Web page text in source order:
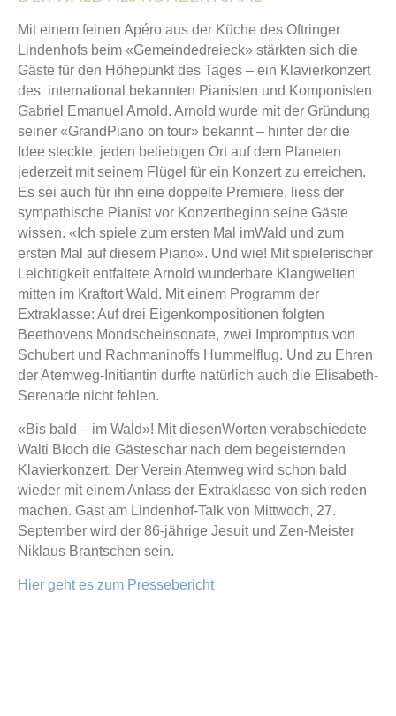
Mit einem feinen Apéro aus der Küche des Oftringer
Lindenhofs beim «Gemeindedreieck» stärkten sich die
Gäste für den Höhepunkt des Tages – ein Klavierkonzert
des international bekannten Pianisten und Komponisten
Gabriel Emanuel Arnold. Arnold wurde mit der Gründung
seiner «GrandPiano on tour» bekannt – hinter der die
Idee steckte, jeden beliebigen Ort auf dem Planeten
jederzeit mit seinem Flügel für ein Konzert zu erreichen.
Es sei auch für ihn eine doppelte Premiere, liess der
sympathische Pianist vor Konzertbeginn seine Gäste
wissen. «Ich spiele zum ersten Mal imWald und zum
ersten Mal auf diesem Piano». Und wie! Mit spielerischer
Leichtigkeit entfaltete Arnold wunderbare Klangwelten
mitten im Kraftort Wald. Mit einem Programm der
Extraklasse: Auf drei Eigenkompositionen folgten
Beethovens Mondscheinsonate, zwei Impromptus von
Schubert und Rachmaninoffs Hummelflug. Und zu Ehren
der Atemweg-Initiantin durfte natürlich auch die Elisabeth-
Serenade nicht fehlen.
«Bis bald – im Wald»! Mit diesenWorten verabschiedete
Walti Bloch die Gästeschar nach dem begeisternden
Klavierkonzert. Der Verein Atemweg wird schon bald
wieder mit einem Anlass der Extraklasse von sich reden
machen. Gast am Lindenhof-Talk von Mittwoch, 27.
September wird der 86-jährige Jesuit und Zen-Meister
Niklaus Brantschen sein.
Hier geht es zum Pressebericht